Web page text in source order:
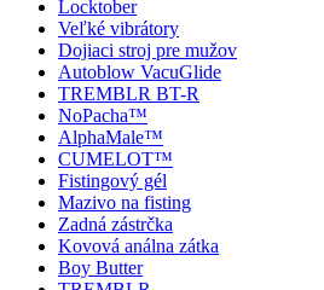
Locktober
Veľké vibrátory
Dojiaci stroj pre mužov
Autoblow VacuGlide
TREMBLR BT-R
NoPacha™
AlphaMale™
CUMELOT™
Fistingový gél
Mazivo na fisting
Zadná zástrčka
Kovová análna zátka
Boy Butter